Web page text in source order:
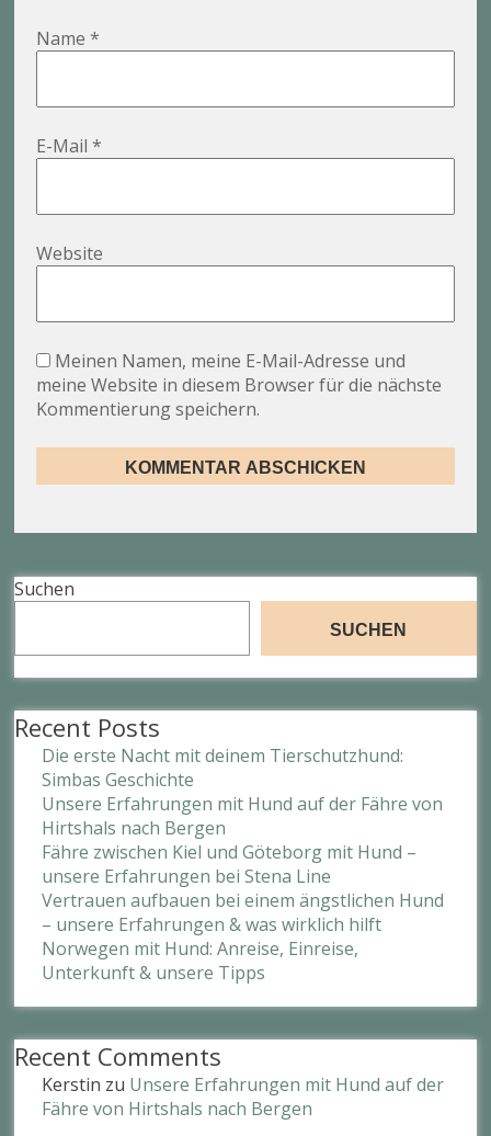
Name*
E-Mail*
Website
Meinen Namen, meine E-Mail-Adresse und
meine Website in diesem Browser für die nächste
Kommentierung speichern.
Suchen
SUCHEN
Recent Posts
Die erste Nacht mit deinem Tierschutzhund:
Simbas Geschichte
Unsere Erfahrungen mit Hund auf der Fähre von
Hirtshals nach Bergen
Fähre zwischen Kiel und Göteborg mit Hund –
unsere Erfahrungen bei Stena Line
Vertrauen aufbauen bei einem ängstlichen Hund
– unsere Erfahrungen & was wirklich hilft
Norwegen mit Hund: Anreise, Einreise,
Unterkunft & unsere Tipps
Recent Comments
Kerstin zu Unsere Erfahrungen mit Hund auf der
Fähre von Hirtshals nach Bergen